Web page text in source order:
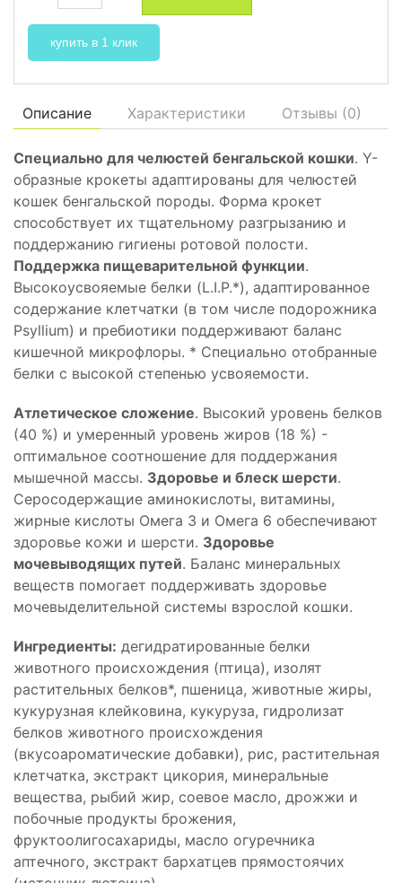
купить в 1 клик
Описание Характеристики Отзывы (0)
Специально для челюстей бенгальской кошки. Y-
образные крокеты адаптированы для челюстей
кошек бенгальской породы. Форма крокет
способствует их тщательному разгрызанию и
поддержанию гигиены ротовой полости.
Поддержка пищеварительной функции.
Высокоусвояемые белки (L.I.P.*), адаптированное
содержание клетчатки (в том числе подорожника
Psyllium) и пребиотики поддерживают баланс
кишечной микрофлоры. * Специально отобранные
белки с высокой степенью усвояемости.
Атлетическое сложение. Высокий уровень белков
(40 %) и умеренный уровень жиров (18 %) -
оптимальное соотношение для поддержания
мышечной массы. Здоровье и блеск шерсти.
Серосодержащие аминокислоты, витамины,
жирные кислоты Омега 3 и Омега 6 обеспечивают
здоровье кожи и шерсти. Здоровье
мочевыводящих путей. Баланс минеральных
веществ помогает поддерживать здоровье
мочевыделительной системы взрослой кошки.
Ингредиенты: дегидратированные белки
животного происхождения (птица), изолят
растительных белков*, пшеница, животные жиры,
кукурузная клейковина, кукуруза, гидролизат
белков животного происхождения
(вкусоароматические добавки), рис, растительная
клетчатка, экстракт цикория, минеральные
вещества, рыбий жир, соевое масло, дрожжи и
побочные продукты брожения,
фруктоолигосахариды, масло огуречника
аптечного, экстракт бархатцев прямостоячих